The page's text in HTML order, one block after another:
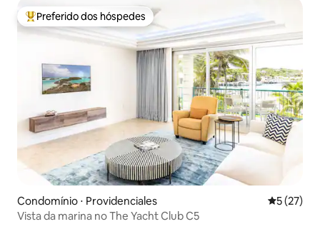
Entre os melhores preferidos dos hóspedes
Preferido dos hóspedes
Condomínio ⋅ Providenciales 5 de uma
5 (27)
Vista da marina no The Yacht Club C5